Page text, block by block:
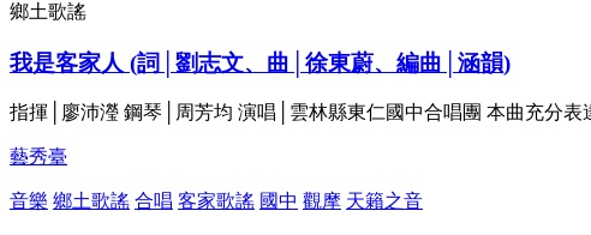
鄉土歌謠
我是客家人 (詞│劉志文、曲│徐東蔚、編曲│涵韻)
指揮│廖沛瀅 鋼琴│周芳均 演唱│雲林縣東仁國中合唱團 本曲充分
藝秀臺
音樂 鄉土歌謠 合唱 客家歌謠 國中 觀摩 天籟之音